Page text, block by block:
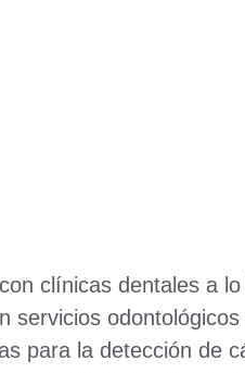
clínicas dentales a
para la detección de